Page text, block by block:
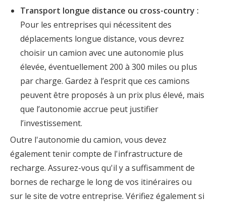
Transport longue distance ou cross-country :
Pour les entreprises qui nécessitent des
déplacements longue distance, vous devrez
choisir un camion avec une autonomie plus
élevée, éventuellement 200 à 300 miles ou plus
par charge. Gardez à l’esprit que ces camions
peuvent être proposés à un prix plus élevé, mais
que l’autonomie accrue peut justifier
l’investissement.
Outre l'autonomie du camion, vous devez
également tenir compte de l'infrastructure de
recharge. Assurez-vous qu'il y a suffisamment de
bornes de recharge le long de vos itinéraires ou
sur le site de votre entreprise. Vérifiez également si